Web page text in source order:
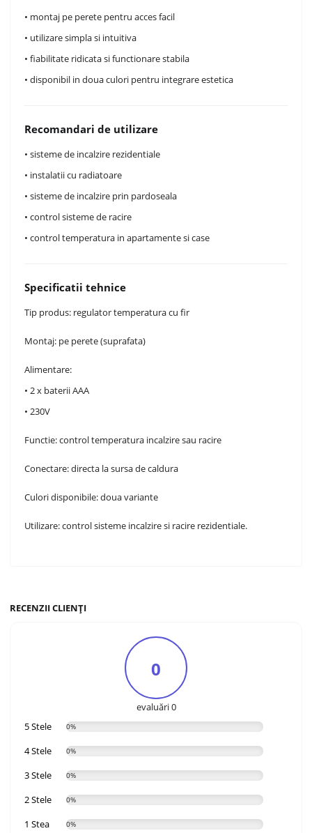
• montaj pe perete pentru acces facil
• utilizare simpla si intuitiva
• fiabilitate ridicata si functionare stabila
• disponibil in doua culori pentru integrare estetica
Recomandari de utilizare
• sisteme de incalzire rezidentiale
• instalatii cu radiatoare
• sisteme de incalzire prin pardoseala
• control sisteme de racire
• control temperatura in apartamente si case
Specificatii tehnice
Tip produs: regulator temperatura cu fir
Montaj: pe perete (suprafata)
Alimentare:
• 2 x baterii AAA
• 230V
Functie: control temperatura incalzire sau racire
Conectare: directa la sursa de caldura
Culori disponibile: doua variante
Utilizare: control sisteme incalzire si racire rezidentiale.
RECENZII CLIENȚI
0
evaluări 0
5 Stele
0%
4 Stele 0%
3 Stele 0%
2 Stele 0%
1 Stea 0%